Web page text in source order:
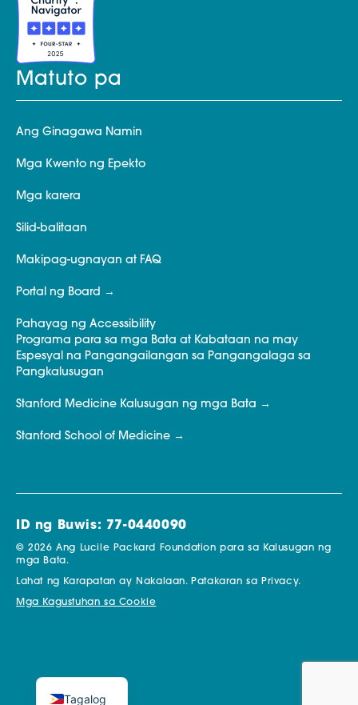
Matuto pa
Ang Ginagawa Namin
Mga Kwento ng Epekto
Mga karera
Silid-balitaan
Makipag-ugnayan at FAQ
Portal ng Board
Pahayag ng Accessibility
Programa para sa mga Bata at Kabataan na may
Espesyal na Pangangailangan sa Pangangalaga sa
Pangkalusugan
Stanford Medicine Kalusugan ng mga Bata
Stanford School of Medicine
ID ng Buwis: 77-0440090
© 2026 Ang Lucile Packard Foundation para sa Kalusugan ng
mga Bata.
Lahat ng Karapatan ay Nakalaan. Patakaran sa Privacy.
Mga Kagustuhan sa Cookie
Tagalog